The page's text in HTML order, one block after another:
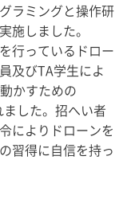
ラミングと操作研
施しました。
行っているドロー
及びTA学生によ
かすための
した。招へい者
によりドローンを
習得に自信を持っ